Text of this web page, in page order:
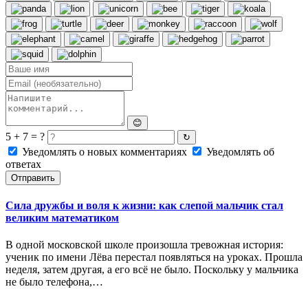
😊
5 + 7 = ? ↻
Уведомлять о новых комментариях
Уведомлять об
ответах
Отправить
Сила дружбы и воля к жизни: как слепой мальчик стал
великим математиком
В одной московской школе произошла тревожная история:
ученик по имени Лёва перестал появляться на уроках. Прошла
неделя, затем другая, а его всё не было. Поскольку у мальчика
не было телефона,…